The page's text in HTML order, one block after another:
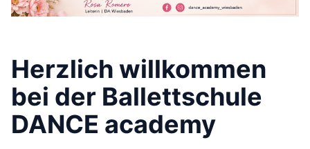
Herzlich willkommen
bei der Ballettschule
DANCE academy